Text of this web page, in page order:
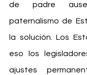
de padre
paternalismo de
la solución. Los
eso los
ajustes